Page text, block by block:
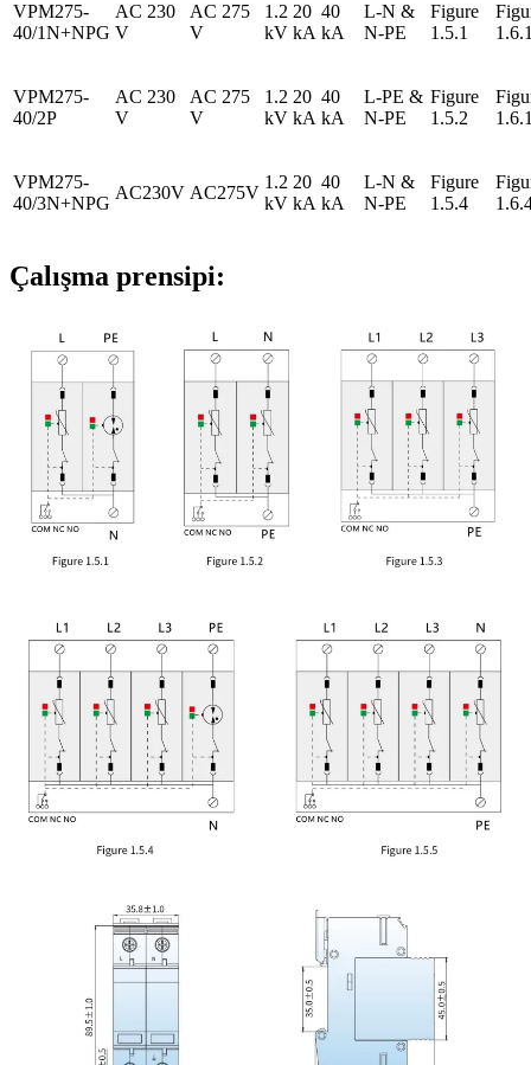
VPM275-
40/1N+NPG
AC 230
V
AC 275
V
1.2
kV
20
kA
40
kA
L-N &
N-PE
Figure
1.5.1
VPM275-
40/2P
AC 230
V
AC 275
V
1.2
kV
20
kA
40
kA
L-PE &
N-PE
Figure
1.5.2
VPM275-
40/3N+NPG
AC230V AC275V
1.2
kV
20
kA
40
kA
L-N &
N-PE
Figure
1.5.4
Çalışma prensipi: